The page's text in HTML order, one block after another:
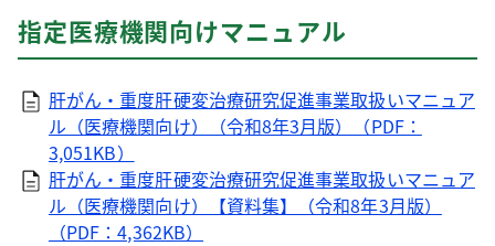
指定医療機関向けマニュアル
肝がん・重度肝硬変治療研究促進事業取扱いマニュア
ル（医療機関向け）（令和8年3月版）（PDF：
3,051KB）
肝がん・重度肝硬変治療研究促進事業取扱いマニュア
ル（医療機関向け）【資料集】（令和8年3月版）
（PDF：4,362KB）